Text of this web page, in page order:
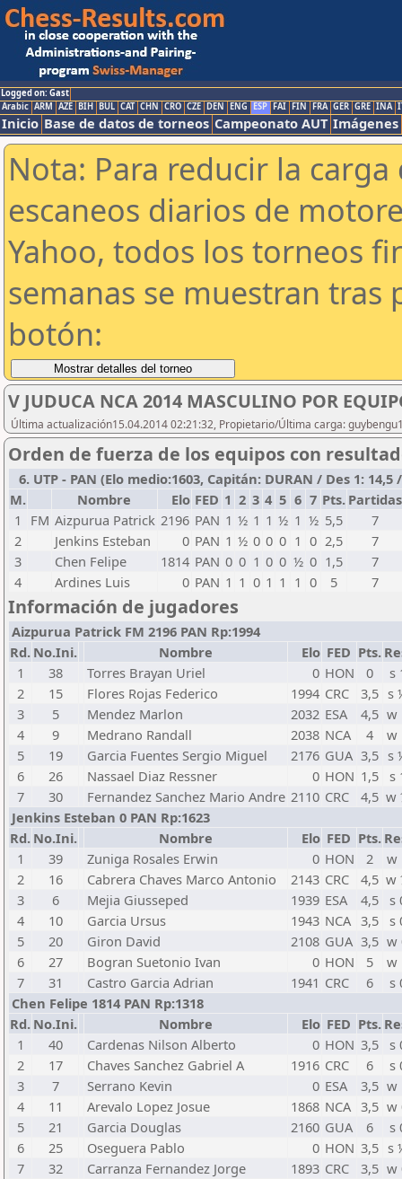
Logged on: Gast
Arabic ARM AZE BIH BUL CAT CHN CRO CZE DEN ENG ESP FAI FIN FRA GER GRE INA
Inicio Base de datos de torneos Campeonato AUT Imágenes
Nota: Para reducir la
escaneos diarios de
Yahoo, todos los torneos
semanas se muestran tras
botón:
V JUDUCA NCA 2014 MASCULINO POR
Última actualización15.04.2014 02:21:32, Propietario/Última carga:
Orden de fuerza de los equipos con
6. UTP - PAN (Elo medio:1603, Capitán: DURAN / Des 1: 14,5
M.
Nombre Elo FED 1 2 3 4 5 6 7 Pts. Partidas
1
FM Aizpurua Patrick 2196 PAN 1 ½ 1 1 ½ 1 ½ 5,5
7
2
Jenkins Esteban 0 PAN 1 ½ 0 0 0 1 0 2,5
7
3
Chen Felipe 1814 PAN 0 0 1 0 0 ½ 0 1,5
7
4
Ardines Luis 0 PAN 1 1 0 1 1 1 0 5 7
Información de jugadores
Aizpurua Patrick FM 2196 PAN Rp:1994
Rd. No.Ini. Nombre Elo FED Pts.
1
38 Torres Brayan Uriel 0 HON 0
s
2
15 Flores Rojas Federico 1994 CRC 3,5 s
3
5 Mendez Marlon 2032 ESA 4,5 w
4
9 Medrano Randall 2038 NCA 4
w
5
19 Garcia Fuentes Sergio Miguel 2176 GUA 3,5 s
6
26 Nassael Diaz Ressner 0 HON 1,5 s
7
30 Fernandez Sanchez Mario Andre 2110 CRC 4,5 w
Jenkins Esteban 0 PAN Rp:1623
Rd. No.Ini. Nombre Elo FED Pts.
1
39 Zuniga Rosales Erwin 0 HON 2
w
2
16 Cabrera Chaves Marco Antonio 2143 CRC 4,5 w
3
6 Mejia Giusseped 1939 ESA 4,5
s
4
10 Garcia Ursus 1943 NCA 3,5 s
5
20 Giron David 2108 GUA 3,5 w
6
27 Bogran Suetonio Ivan 0 HON 5
w
7
31 Castro Garcia Adrian 1941 CRC 6
s
Chen Felipe 1814 PAN Rp:1318
Rd. No.Ini. Nombre Elo FED Pts.
1
40 Cardenas Nilson Alberto 0 HON 3,5
s
2
17 Chaves Sanchez Gabriel A 1916 CRC 6
s
3
7 Serrano Kevin 0 ESA 3,5 w
4
11 Arevalo Lopez Josue 1868 NCA 3,5 w
5
21 Garcia Douglas 2160 GUA 6
s
6
25 Oseguera Pablo 0 HON 3,5 s
7
32 Carranza Fernandez Jorge 1893 CRC 3,5 w